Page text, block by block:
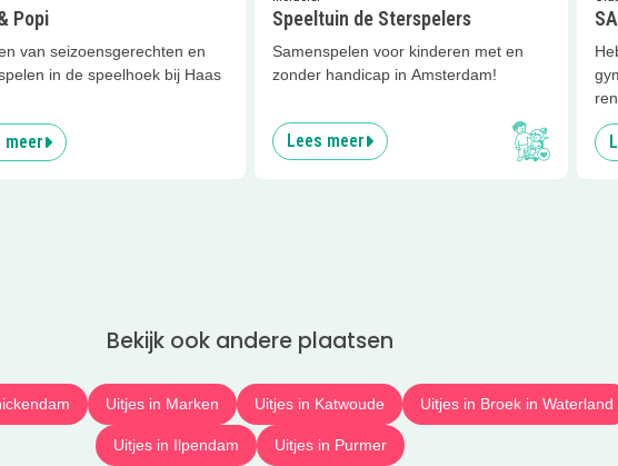
Popi
van seizoensgerechten en
in de speelhoek bij Haas
meer
Speeltuin de Sterspelers
Samenspelen voor kinderen met en
zonder handicap in Amsterdam!
Lees meer
Bekijk ook andere plaatsen
Uitjes in Marken Uitjes in Katwoude Uitjes in Broek in Waterland
Uitjes in Ilpendam Uitjes in Purmer